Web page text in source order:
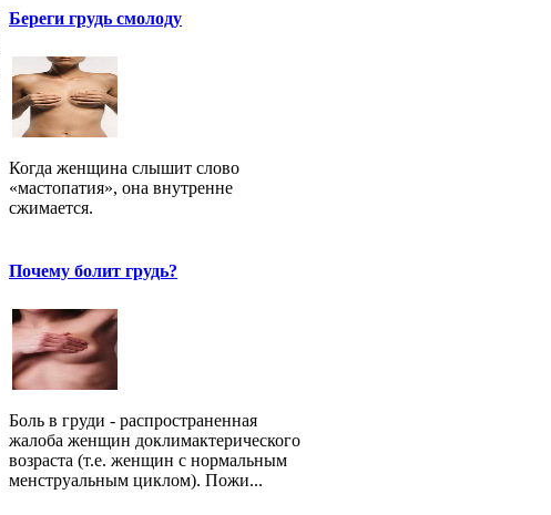
Береги грудь смолоду
Когда женщина слышит слово
«мастопатия», она внутренне
сжимается.
Почему болит грудь?
Боль в груди - распространенная
жалоба женщин доклимактерического
возраста (т.е. женщин с нормальным
менструальным циклом). Пожи...